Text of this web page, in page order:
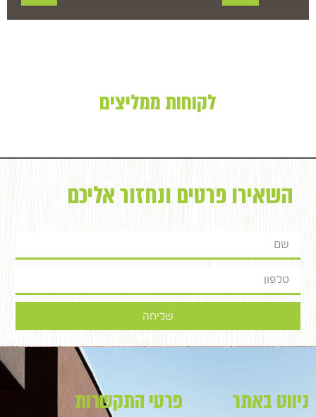
לקוחות ממליצים
השאירו פרטים ונחזור אליכם
שליחה
ניווט באתר פרטי התקשרות